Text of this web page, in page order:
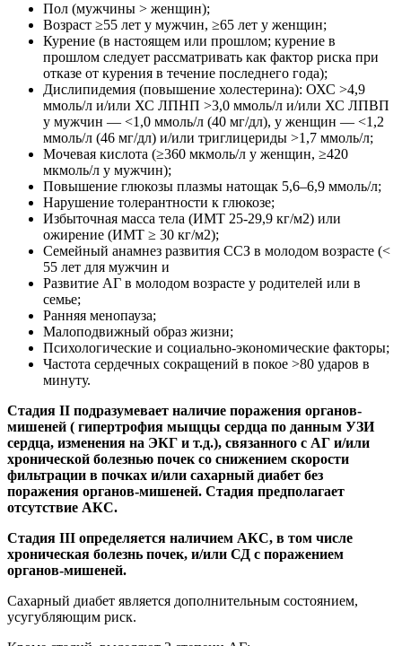
Пол (мужчины > женщин);
Возраст ≥55 лет у мужчин, ≥65 лет у женщин;
Курение (в настоящем или прошлом; курение в
прошлом следует рассматривать как фактор риска при
отказе от курения в течение последнего года);
Дислипидемия (повышение холестерина): ОХС >4,9
ммоль/л и/или ХС ЛПНП >3,0 ммоль/л и/или ХС ЛПВП
у мужчин — <1,0 ммоль/л (40 мг/дл), у женщин — <1,2
ммоль/л (46 мг/дл) и/или триглицериды >1,7 ммоль/л;
Мочевая кислота (≥360 мкмоль/л у женщин, ≥420
мкмоль/л у мужчин);
Повышение глюкозы плазмы натощак 5,6–6,9 ммоль/л;
Нарушение толерантности к глюкозе;
Избыточная масса тела (ИМТ 25-29,9 кг/м2) или
ожирение (ИМТ ≥ 30 кг/м2);
Семейный анамнез развития ССЗ в молодом возрасте (<
55 лет для мужчин и
Развитие АГ в молодом возрасте у родителей или в
семье;
Ранняя менопауза;
Малоподвижный образ жизни;
Психологические и социально-экономические факторы;
Частота сердечных сокращений в покое >80 ударов в
минуту.
Стадия II подразумевает наличие поражения органов-
мишеней ( гипертрофия мыщцы сердца по данным УЗИ
сердца, изменения на ЭКГ и т.д.), связанного с АГ и/или
хронической болезнью почек со снижением скорости
фильтрации в почках и/или сахарный диабет без
поражения органов-мишеней. Стадия предполагает
отсутствие АКС.
Стадия III определяется наличием АКС, в том числе
хроническая болезнь почек, и/или СД с поражением
органов-мишеней.
Сахарный диабет является дополнительным состоянием,
усугубляющим риск.